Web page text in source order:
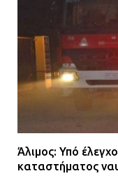
Άλιμος: Υπό
καταστήματος